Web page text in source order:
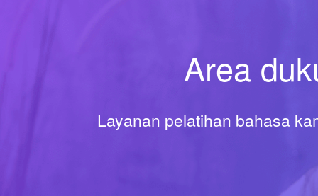
Area
Layanan pelatihan bahasa